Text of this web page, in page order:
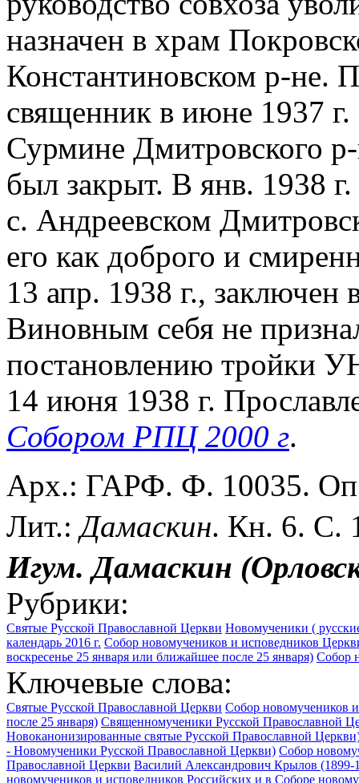
назначен в храм
Константиновском р-не.
священник в июне 1937 г.
Сурмине Дмитровского р-
был закрыт. В янв. 1938
с. Андреевском
его как доброго и
13 апр. 1938 г.,
Виновным себя не
постановлению тройки
14 июня 1938 г.
Собором РПЦ 2000 г.
Арх.: ГАРФ. Ф. 10035.
Лит.:Дамаскин. Кн. 6. С.
Игум. Дамаскин
Рубрики:
Святые Русской Православной Церкви Новомученики (
календарь 2016 г. Собор новомучеников и исповедников
воскресенье 25 января или ближайшее после 25 января) Собор
Ключевые слова:
Святые Русской Православной Церкви Собор новомучеников
после 25 января) Священномученики Русской Православной
Новоканонизированные святые Русской Православной
- Новомученики Русской Православной Церкви) Собор
Православной Церкви Василий Александрович Крылов
новомучеников и исповедников Российских и в Соборе